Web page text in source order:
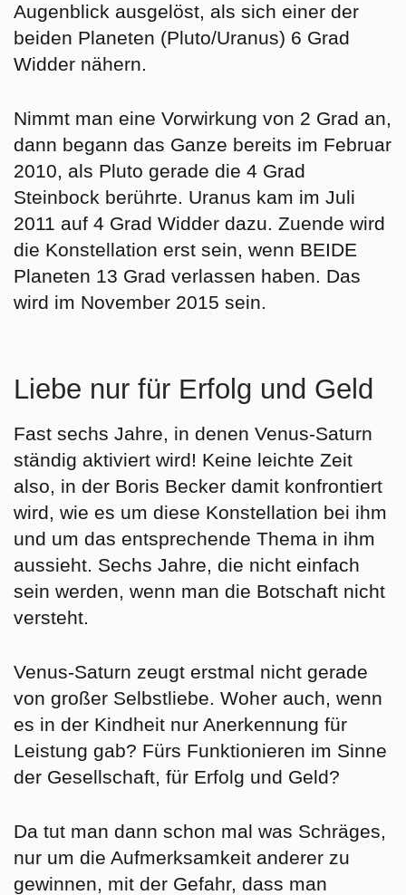
Augenblick ausgelöst, als sich einer der
beiden Planeten (Pluto/Uranus) 6 Grad
Widder nähern.
Nimmt man eine Vorwirkung von 2 Grad an,
dann begann das Ganze bereits im Februar
2010, als Pluto gerade die 4 Grad
Steinbock berührte. Uranus kam im Juli
2011 auf 4 Grad Widder dazu. Zuende wird
die Konstellation erst sein, wenn BEIDE
Planeten 13 Grad verlassen haben. Das
wird im November 2015 sein.
Liebe nur für Erfolg und Geld
Fast sechs Jahre, in denen Venus-Saturn
ständig aktiviert wird! Keine leichte Zeit
also, in der Boris Becker damit konfrontiert
wird, wie es um diese Konstellation bei ihm
und um das entsprechende Thema in ihm
aussieht. Sechs Jahre, die nicht einfach
sein werden, wenn man die Botschaft nicht
versteht.
Venus-Saturn zeugt erstmal nicht gerade
von großer Selbstliebe. Woher auch, wenn
es in der Kindheit nur Anerkennung für
Leistung gab? Fürs Funktionieren im Sinne
der Gesellschaft, für Erfolg und Geld?
Da tut man dann schon mal was Schräges,
nur um die Aufmerksamkeit anderer zu
gewinnen, mit der Gefahr, dass man